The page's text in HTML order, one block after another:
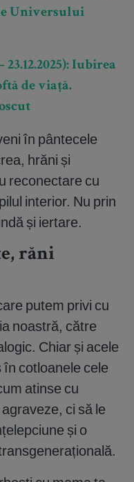
Universului
23.12.2025): Iubirea
de viață.
în pântecele
hrăni și
reconectare cu
interior. Nu prin
și iertare.
răni
putem privi cu
noastră, către
Chiar și acele
cotloanele cele
atinse cu
ci să le
și o